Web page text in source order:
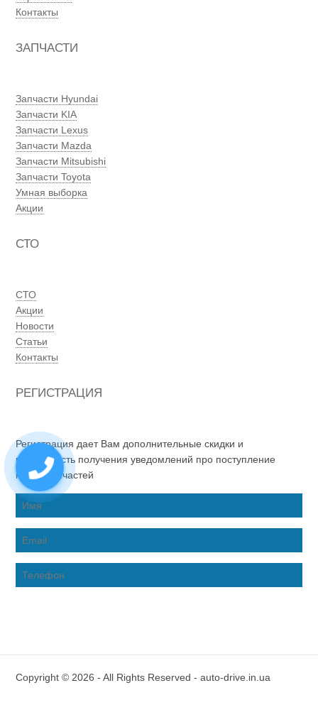
Контакты
ЗАПЧАСТИ
Запчасти Hyundai
Запчасти KIA
Запчасти Lexus
Запчасти Mazda
Запчасти Mitsubishi
Запчасти Toyota
Умная выборка
Акции
СТО
СТО
Акции
Новости
Статьи
Контакты
РЕГИСТРАЦИЯ
Регистрация дает Вам дополнительные скидки и
возможность получения уведомлений про поступление
новых запчастей
Copyright © 2026 - All Rights Reserved - auto-drive.in.ua